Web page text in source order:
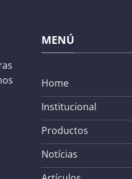
MENÚ
Home
Institucional
Productos
Notícias